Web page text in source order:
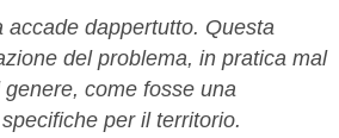
accade dappertutto. Questa
del problema, in pratica mal
come fosse una
per il territorio.